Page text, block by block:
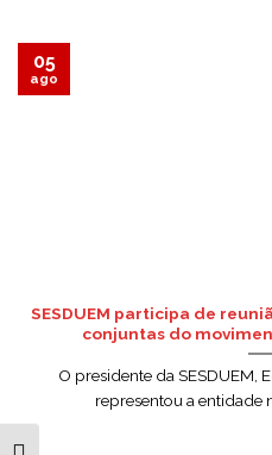
SESDUEM participa de
conjuntas do
O presidente da SESDUEM,
representou a entidade
05
ago